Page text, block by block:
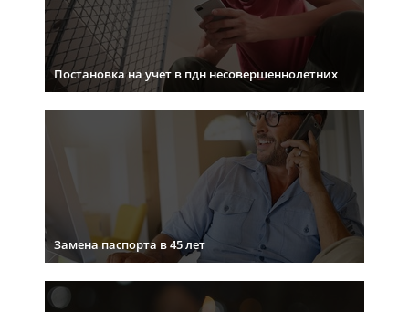
Постановка на учет в пдн несовершеннолетних
Замена паспорта в 45 лет